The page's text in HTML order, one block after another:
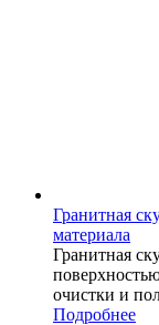
Гранитная
материала
Гранитная
очистки и
Подробнее